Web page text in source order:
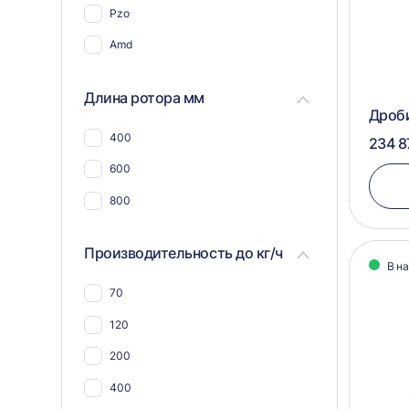
пластмассы
Для пнд
Для угля
Для металлической стружки
Pzo
Amd
Длина ротора мм
400
600
800
Производительность до кг/ч
70
120
200
400
234
В